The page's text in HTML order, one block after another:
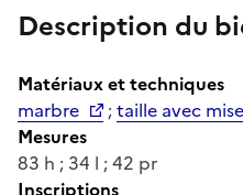
Description du
Matériaux et techniques
marbre
;taille avec
Mesures
83 h ; 34 l ; 42 pr
Inscriptions